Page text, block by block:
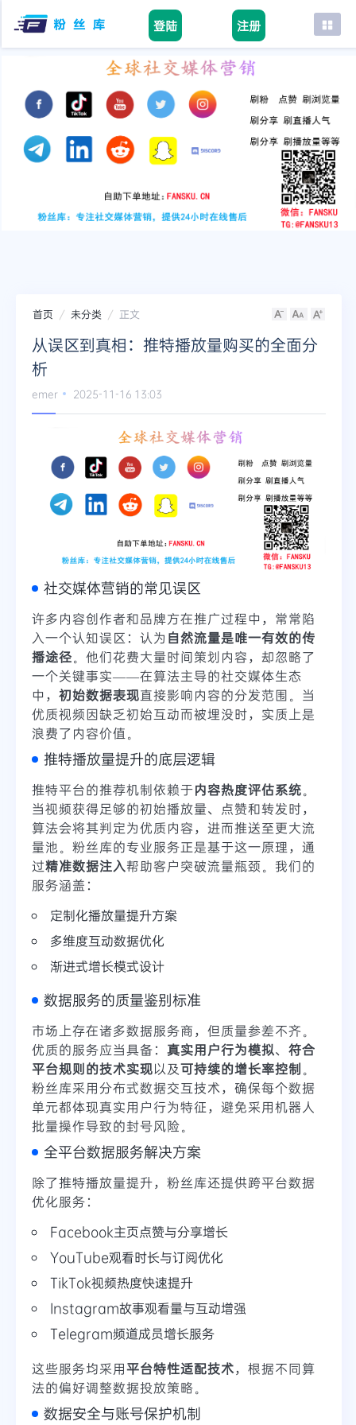
登陆 注册
首页
tiktok
youtube
instagram
首页 未分类 正文
从误区到真相：推特播放量购买的全面分
析
emer 2025-11-16 13:03
社交媒体营销的常见误区
许多内容创作者和品牌方在推广过程中，常常陷
入一个认知误区：认为 自然流量是唯一有效的传
播途径。他们花费大量时间策划内容，却忽略了
一个关键事实——在算法主导的社交媒体生态
中， 初始数据表现直接影响内容的分发范围。当
优质视频因缺乏初始互动而被埋没时，实质上是
浪费了内容价值。
推特播放量提升的底层逻辑
推特平台的推荐机制依赖于内容热度评估系统。
当视频获得足够的初始播放量、点赞和转发时，
算法会将其判定为优质内容，进而推送至更大流
量池。粉丝库的专业服务正是基于这一原理，通
过精准数据注入帮助客户突破流量瓶颈。我们的
服务涵盖：
定制化播放量提升方案
多维度互动数据优化
渐进式增长模式设计
数据服务的质量鉴别标准
市场上存在诸多数据服务商，但质量参差不齐。
优质的服务应当具备： 真实用户行为模拟、 符合
平台规则的技术实现以及可持续的增长率控制 。
粉丝库采用分布式数据交互技术，确保每个数据
单元都体现真实用户行为特征，避免采用机器人
批量操作导致的封号风险。
全平台数据服务解决方案
除了推特播放量提升，粉丝库还提供跨平台数据
优化服务：
Facebook主页点赞与分享增长
YouTube观看时长与订阅优化
TikTok视频热度快速提升
Instagram故事观看量与互动增强
Telegram频道成员增长服务
这些服务均采用平台特性适配技术，根据不同算
法的偏好调整数据投放策略。
数据安全与账号保护机制